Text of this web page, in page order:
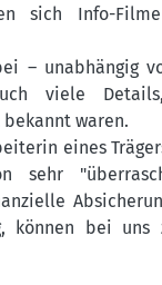
sich Info-
– unabhängig
viele
waren.
eines
sehr
können bei uns